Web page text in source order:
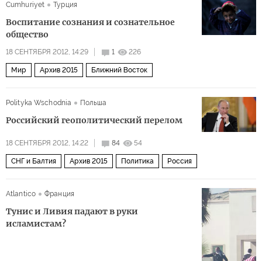
Cumhuriyet
Турция
Воспитание сознания и сознательное
общество
18 СЕНТЯБРЯ 2012, 14:29 1 226
Мир Архив 2015 Ближний Восток
Polityka Wschodnia Польша
Российский геополитический перелом
18 СЕНТЯБРЯ 2012, 14:22 84 54
СНГ и Балтия Архив 2015 Политика Россия
Atlantico Франция
Тунис и Ливия падают в руки
исламистам?